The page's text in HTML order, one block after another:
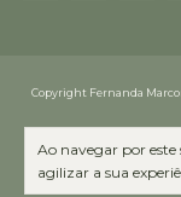
Ao navegar por este
agilizar a sua
Copyright Fernanda